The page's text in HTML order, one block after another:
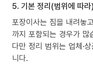
5. 기본 정리(범위에 따라)
포장이사는 짐을 내려놓
까지 포함되는 경우가 많
다만 정리 범위는 업체·
니다.